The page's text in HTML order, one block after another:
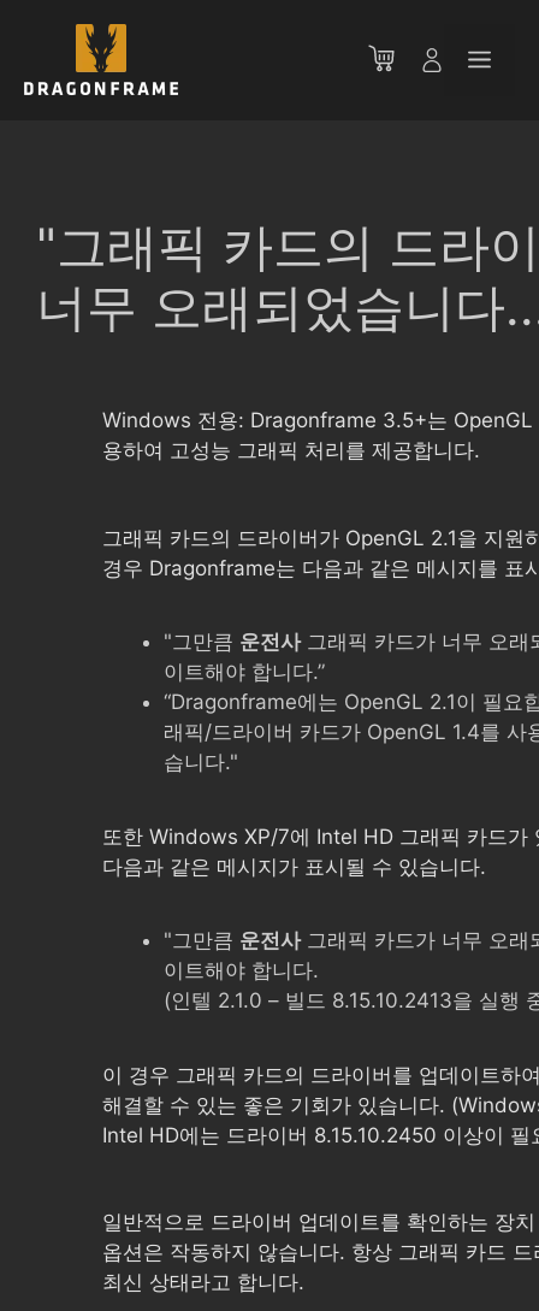
메
"그래픽 카드의 드라
너무 오래되었습니다
Windows 전용: Dragonframe 3.5+는 OpenGL
용하여 고성능 그래픽 처리를 제공합니다.
그래픽 카드의 드라이버가 OpenGL 2.1을 지원
경우 Dragonframe는 다음과 같은 메시지를 표
"그만큼 운전사그래픽 카드가 너무 오래
이트해야 합니다.”
“Dragonframe에는 OpenGL 2.1이 필요
래픽/드라이버 카드가 OpenGL 1.4를 사
습니다."
또한 Windows XP/7에 Intel HD 그래픽 카드가
다음과 같은 메시지가 표시될 수 있습니다.
"그만큼 운전사그래픽 카드가 너무 오래
이트해야 합니다.
(인텔 2.1.0 – 빌드 8.15.10.2413을 실행
이 경우 그래픽 카드의 드라이버를 업데이트하
해결할 수 있는 좋은 기회가 있습니다.
Intel HD에는 드라이버 8.15.10.2450 이상이 필
일반적으로 드라이버 업데이트를 확인하는 장
옵션은 작동하지 않습니다. 항상 그래픽 카드 드
최신 상태라고 합니다.